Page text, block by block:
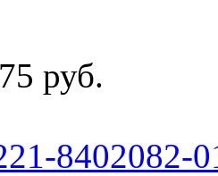
руб.
8402082-